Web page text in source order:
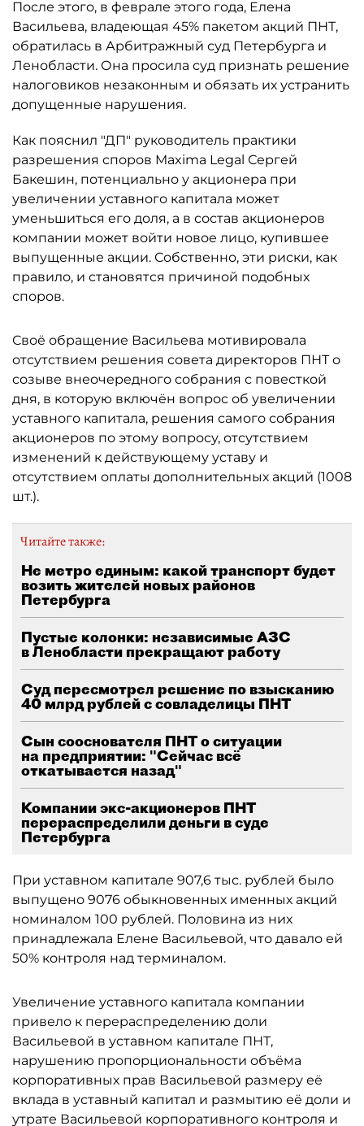
После этого, в феврале этого года, Елена
Васильева, владеющая 45% пакетом акций ПНТ,
обратилась в Арбитражный суд Петербурга и
Ленобласти. Она просила суд признать решение
налоговиков незаконным и обязать их устранить
допущенные нарушения.
Как пояснил "ДП" руководитель практики
разрешения споров Maxima Legal Сергей
Бакешин, потенциально у акционера при
увеличении уставного капитала может
уменьшиться его доля, а в состав акционеров
компании может войти новое лицо, купившее
выпущенные акции. Собственно, эти риски, как
правило, и становятся причиной подобных
споров.
Своё обращение Васильева мотивировала
отсутствием решения совета директоров ПНТ о
созыве внеочередного собрания с повесткой
дня, в которую включён вопрос об увеличении
уставного капитала, решения самого собрания
акционеров по этому вопросу, отсутствием
изменений к действующему уставу и
отсутствием оплаты дополнительных акций (1008
шт.).
Читайте также:
Не метро единым: какой транспорт будет
возить жителей новых районов
Петербурга
Пустые колонки: независимые АЗС
в Ленобласти прекращают работу
Суд пересмотрел решение по взысканию
40 млрд рублей с совладелицы ПНТ
Сын сооснователя ПНТ о ситуации
на предприятии: "Сейчас всё
откатывается назад"
Компании экс-акционеров ПНТ
перераспределили деньги в суде
Петербурга
При уставном капитале 907,6 тыс. рублей было
выпущено 9076 обыкновенных именных акций
номиналом 100 рублей. Половина из них
принадлежала Елене Васильевой, что давало ей
50% контроля над терминалом.
Увеличение уставного капитала компании
привело к перераспределению доли
Васильевой в уставном капитале ПНТ,
нарушению пропорциональности объёма
корпоративных прав Васильевой размеру её
вклада в уставный капитал и размытию её доли и
утрате Васильевой корпоративного контроля и